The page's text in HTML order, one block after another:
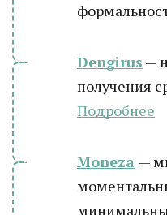
Dengirus —
получения
Подробнее
Moneza —